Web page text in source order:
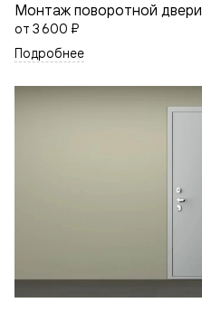
Монтаж поворотной двери
от 3 600 ₽
Подробнее